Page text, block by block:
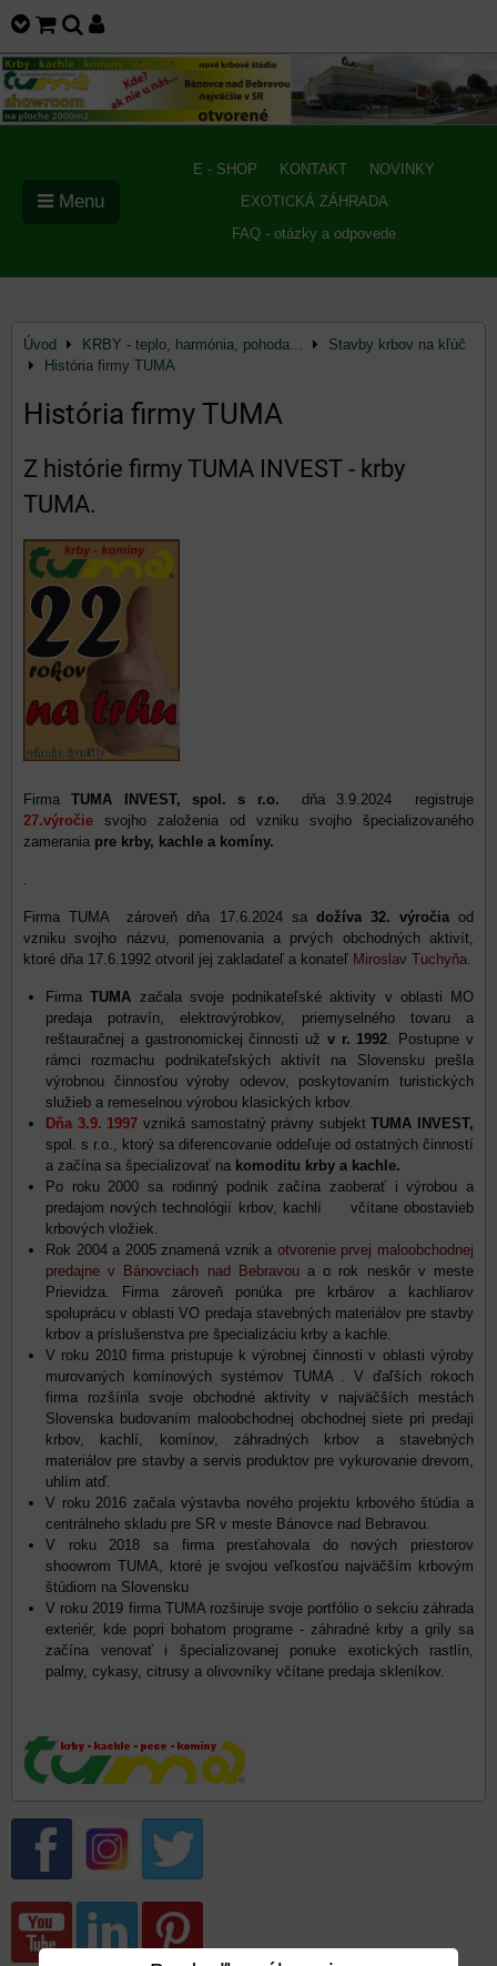
E - SHOP KONTAKT
NOVINKY
EXOTICKÁ ZÁHRADA
FAQ - otázky a odpovede
Menu
Úvod KRBY - teplo, harmónia, pohoda...
Stavby krbov na kľúč
História firmy TUMA
História firmy TUMA
Z histórie firmy TUMA INVEST - krby
TUMA.
FirmaTUMA INVEST, spol. s r.o. dňa 3.9.2024 registruje
27.výročie svojho založenia od vzniku svojho špecializovaného
zamerania pre krby, kachle a komíny.
.
Firma TUMA zároveň dňa 17.6.2024 sa dožíva 32. výročiaod
vzniku svojho názvu, pomenovania a prvých obchodných aktivít,
ktoré dňa 17.6.1992 otvoril jej zakladateľ a konateľ Miroslav Tuchyňa.
FirmaTUMA začala svoje podnikateľské aktivity v oblasti MO
predaja potravín, elektrovýrobkov, priemyselného tovaru a
reštauračnej a gastronomickej činnosti už v r. 1992. Postupne v
rámci rozmachu podnikateľských aktivít na Slovensku prešla
výrobnou činnosťou výroby odevov, poskytovaním turistických
služieb a remeselnou výrobou klasických krbov.
Dňa 3.9. 1997 vzniká samostatný právny subjektTUMA INVEST,
spol. s r.o., ktorý sa diferencovanie oddeľuje od ostatných činností
a začína sa špecializovať na komoditu krby a kachle.
Po roku 2000 sa rodinný podnik začína zaoberať i výrobou a
predajom nových technológií krbov, kachlí včítane obostavieb
krbových vložiek.
Rok 2004 a 2005 znamená vznik a otvorenie prvej maloobchodnej
predajne v Bánovciach nad Bebravoua o rok neskôr v meste
Prievidza. Firma zároveň ponúka pre krbárov a kachliarov
spoluprácu v oblasti VO predaja stavebných materiálov pre stavby
krbov a príslušenstva pre špecializáciu krby a kachle.
V roku 2010 firma pristupuje k výrobnej činnosti v oblasti výroby
murovaných komínových systémov TUMA . V ďaľších rokoch
firma rozšírila svoje obchodné aktivity v najväčších mestách
Slovenska budovaním maloobchodnej obchodnej siete pri predaji
krbov, kachlí, komínov, záhradných krbov a stavebných
materiálov pre stavby a servis produktov pre vykurovanie drevom,
uhlím atď.
V roku 2016 začala výstavba nového projektu krbového štúdia a
centrálneho skladu pre SR v meste Bánovce nad Bebravou.
V roku 2018 sa firma presťahovala do nových priestorov
shoowrom TUMA, ktoré je svojou veľkosťou najväčším krbovým
štúdiom na Slovensku
V roku 2019 firma TUMA rozširuje svoje portfólio o sekciu záhrada
exteriér, kde popri bohatom programe - záhradné krby a grily sa
začína venovať i špecializovanej ponuke exotických rastlín,
palmy, cykasy, citrusy a olivovníky včítane predaja skleníkov.